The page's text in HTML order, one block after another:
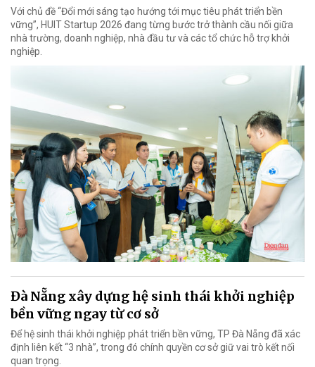
Với chủ đề “Đổi mới sáng tạo hướng tới mục tiêu phát triển bền
vững”, HUIT Startup 2026 đang từng bước trở thành cầu nối giữa
nhà trường, doanh nghiệp, nhà đầu tư và các tổ chức hỗ trợ khởi
nghiệp.
Đà Nẵng xây dựng hệ sinh thái khởi nghiệp
bền vững ngay từ cơ sở
Để hệ sinh thái khởi nghiệp phát triển bền vững, TP Đà Nẵng đã xác
định liên kết “3 nhà”, trong đó chính quyền cơ sở giữ vai trò kết nối
quan trọng.